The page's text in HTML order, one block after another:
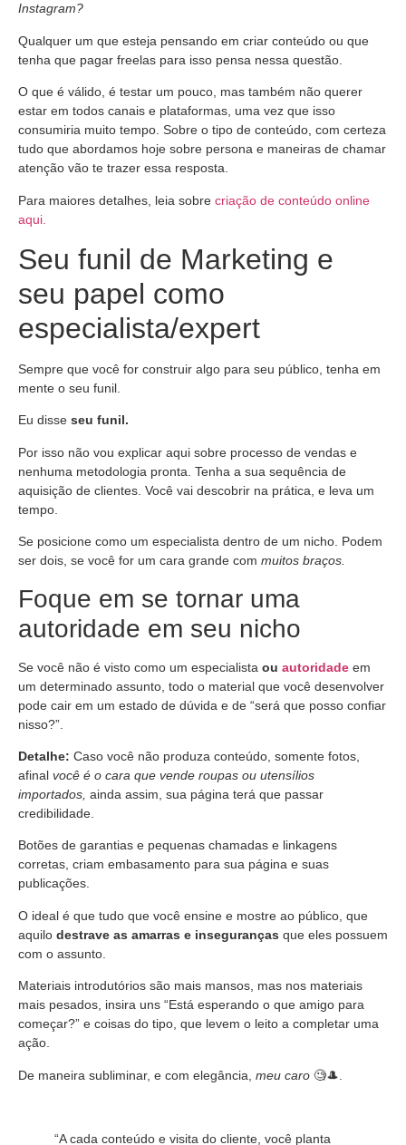
Instagram?
Qualquer um que esteja pensando em criar conteúdo ou que
tenha que pagar freelas para isso pensa nessa questão.
O que é válido, é testar um pouco, mas também não querer
estar em todos canais e plataformas, uma vez que isso
consumiria muito tempo. Sobre o tipo de conteúdo, com certeza
tudo que abordamos hoje sobre persona e maneiras de chamar
atenção vão te trazer essa resposta.
Para maiores detalhes, leia sobre criação de conteúdo online
aqui.
Seu funil de Marketing e
seu papel como
especialista/expert
Sempre que você for construir algo para seu público, tenha em
mente o seu funil.
Eu disse seu funil.
Por isso não vou explicar aqui sobre processo de vendas e
nenhuma metodologia pronta. Tenha a sua sequência de
aquisição de clientes. Você vai descobrir na prática, e leva um
tempo.
Se posicione como um especialista dentro de um nicho. Podem
ser dois, se você for um cara grande com muitos braços.
Foque em se tornar uma
autoridade em seu nicho
Se você não é visto como um especialista ou autoridade em
um determinado assunto, todo o material que você desenvolver
pode cair em um estado de dúvida e de “será que posso confiar
nisso?”.
Detalhe: Caso você não produza conteúdo, somente fotos,
afinal você é o cara que vende roupas ou utensílios
importados, ainda assim, sua página terá que passar
credibilidade.
Botões de garantias e pequenas chamadas e linkagens
corretas, criam embasamento para sua página e suas
publicações.
O ideal é que tudo que você ensine e mostre ao público, que
aquilo destrave as amarras e inseguranças que eles possuem
com o assunto.
Materiais introdutórios são mais mansos, mas nos materiais
mais pesados, insira uns “Está esperando o que amigo para
começar?” e coisas do tipo, que levem o leito a completar uma
ação.
De maneira subliminar, e com elegância, meu caro 🧐🎩.
“A cada conteúdo e visita do cliente, você planta